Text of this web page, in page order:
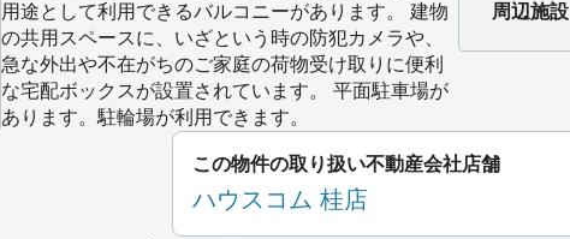
用途として利用できるバルコニーがあります。 建物
の共用スペースに、いざという時の防犯カメラや、
急な外出や不在がちのご家庭の荷物受け取りに便利
な宅配ボックスが設置されています。 平面駐車場が
あります。駐輪場が利用できます。
周辺施設
この物件の取り扱い不動産会社店舗
ハウスコム 桂店